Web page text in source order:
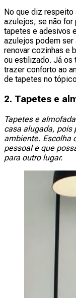
No que diz
azulejos, se não
tapetes e adesivos
azulejos podem
renovar cozinhas e
ou estilizado. Já os
trazer conforto ao
de tapetes no
2. Tapetes e
Tapetes e
casa alugada, pois
ambiente. Escolha
pessoal e que
para outro lugar.